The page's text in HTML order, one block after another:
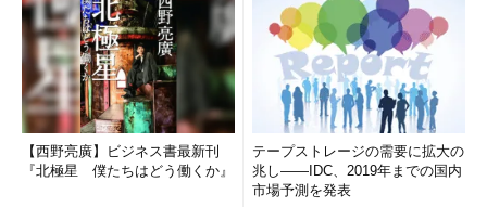
【西野亮廣】ビジネス書最新刊
『北極星 僕たちはどう働くか』
テープストレージの需要に拡大の
兆し――IDC、2019年までの国内
市場予測を発表